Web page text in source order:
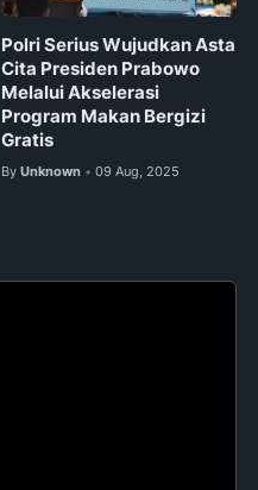
Polri Serius Wujudkan Asta
Cita Presiden Prabowo
Melalui Akselerasi
Program Makan Bergizi
Gratis
By Unknown • 09 Aug, 2025